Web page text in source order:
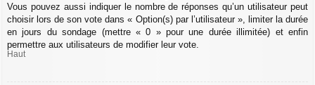
Vous pouvez aussi indiquer le nombre de réponses qu’un utilisateur peut
choisir lors de son vote dans « Option(s) par l’utilisateur », limiter la durée
en jours du sondage (mettre « 0 » pour une durée illimitée) et enfin
permettre aux utilisateurs de modifier leur vote.
Haut